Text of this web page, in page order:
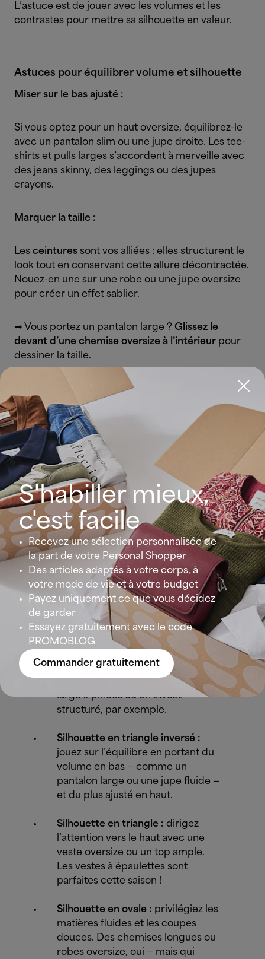
L’astuce est de jouer avec les volumes et les
contrastes pour mettre sa silhouette en valeur.
Astuces pour équilibrer volume et silhouette
Miser sur le bas ajusté :
Si vous optez pour un haut oversize, équilibrez-le
avec un pantalon slim ou une jupe droite. Les tee-
shirts et pulls larges s’accordent à merveille avec
des jeans skinny, des leggings ou des jupes
crayons.
Marquer la taille :
Les ceintures sont vos alliées : elles structurent le
look tout en conservant cette allure décontractée.
Nouez-en une sur une robe ou une jupe oversize
pour créer un effet sablier.
➡ Vous portez un pantalon large ? Glissez le
devant d’une chemise oversize à l’intérieur pour
dessiner la taille.
Associez pantalon et blazer oversize à un top près
du corps pour un look chic, structuré et tendance.
Le style oversize selon votre morphologie
Le grand avantage du style oversize ? Sa
polyvalence. Bien pensé, il met en valeur toutes
les silhouettes. Voici quelques idéespour
l’adopter selon votre morphologie:
Silhouette en sablier :misez sur
des blazers ou chemises oversize
avec une ceinture à la taille pour
souligner vos courbes.
rectangle :ajoutez
du volume là où vous souhaitez
créer du relief — avec un pantalon
large à pinces ou un sweat
structuré, par exemple.
Silhouette en triangle inversé :
jouez sur l’équilibre en portant du
volume en bas — comme un
pantalon large ou une jupe fluide —
et du plus ajusté en haut.
Silhouette en triangle : dirigez
l’attention vers le haut avec une
veste oversize ou un top ample.
Les vestes à épaulettes sont
parfaites cette saison !
Silhouette en ovale : privilégiez les
matières fluides et les coupes
douces. Des chemises longues ou
robes oversize, oui — mais qui
S'habiller mieux,
c'est facile
Recevez une sélection personnalisée de
la part de votre Personal Shopper
Des articles adaptés à votre corps, à
votre mode de vie et à votre budget
Payez uniquement ce que vous décidez
de garder
Essayez gratuitement avec le code
PROMOBLOG
Commander gratuitement